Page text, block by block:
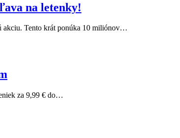
na letenky!
akciu. Tento krát ponúka 10 miliónov…
za 9,99 € do…